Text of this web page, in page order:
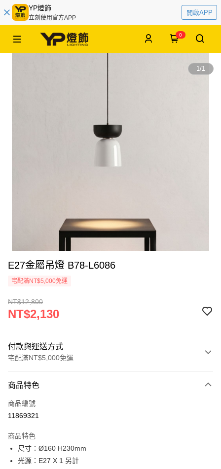
YP燈飾
立刻使用官方APP
開啟APP
0
1/1
E27金屬吊燈 B78-L6086
宅配滿NT$5,000免運
NT$12,800
NT$2,130
付款與運送方式
宅配滿NT$5,000免運
信用卡一次付款
LINE Pay
街口支付
悠遊付
商品特色
商品編號
11869321
商品特色
尺寸：Ø160 H230mm
光源：E27 X 1 另計